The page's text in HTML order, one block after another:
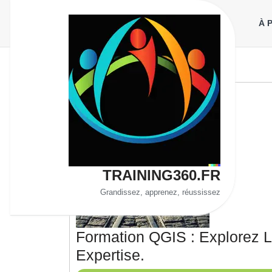
TRAINING360.FR
Grandissez, apprenez, réussissez
À
Formation QGIS : Explorez
Expertise.